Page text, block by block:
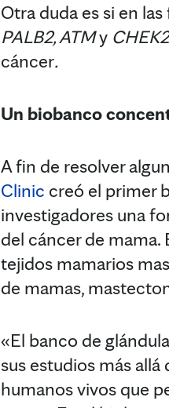
Otra duda es si en
PALB2, ATMy CHEK2
cáncer.
Un biobanco
A fin de resolver
Clinic creó el primer
investigadores una
del cáncer de mama.
tejidos mamarios
de mamas,
«El banco de
sus estudios más
humanos vivos que